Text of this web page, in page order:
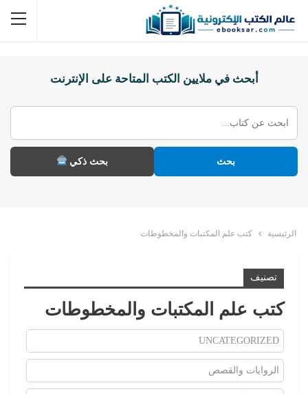
أبحث في ملايين الكتب المتاحة على الإنترنت
بحث بحث ذكي
الرئيسية كتب علم المكتبات والمخطوطات
تصنيف
كتب علم المكتبات والمخطوطات
UNCATEGORIZED
الروايات والقصص